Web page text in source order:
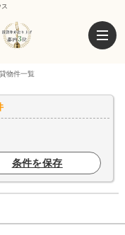
物件一覧
条件を保存